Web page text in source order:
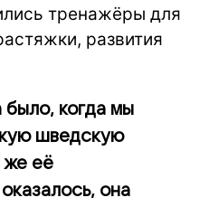
тренажёры для
развития
было, когда мы
шведскую
же её
она